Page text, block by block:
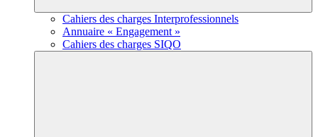
Cahiers des charges Interprofessionnels
Annuaire « Engagement »
Cahiers des charges SIQO